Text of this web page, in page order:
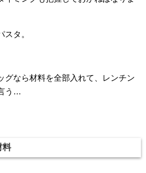
スタ。
グなら材料を全部入れて、レンチン
う…
料